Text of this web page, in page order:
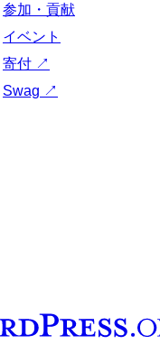
参加・貢献
イベント
寄付 ↗
Swag ↗